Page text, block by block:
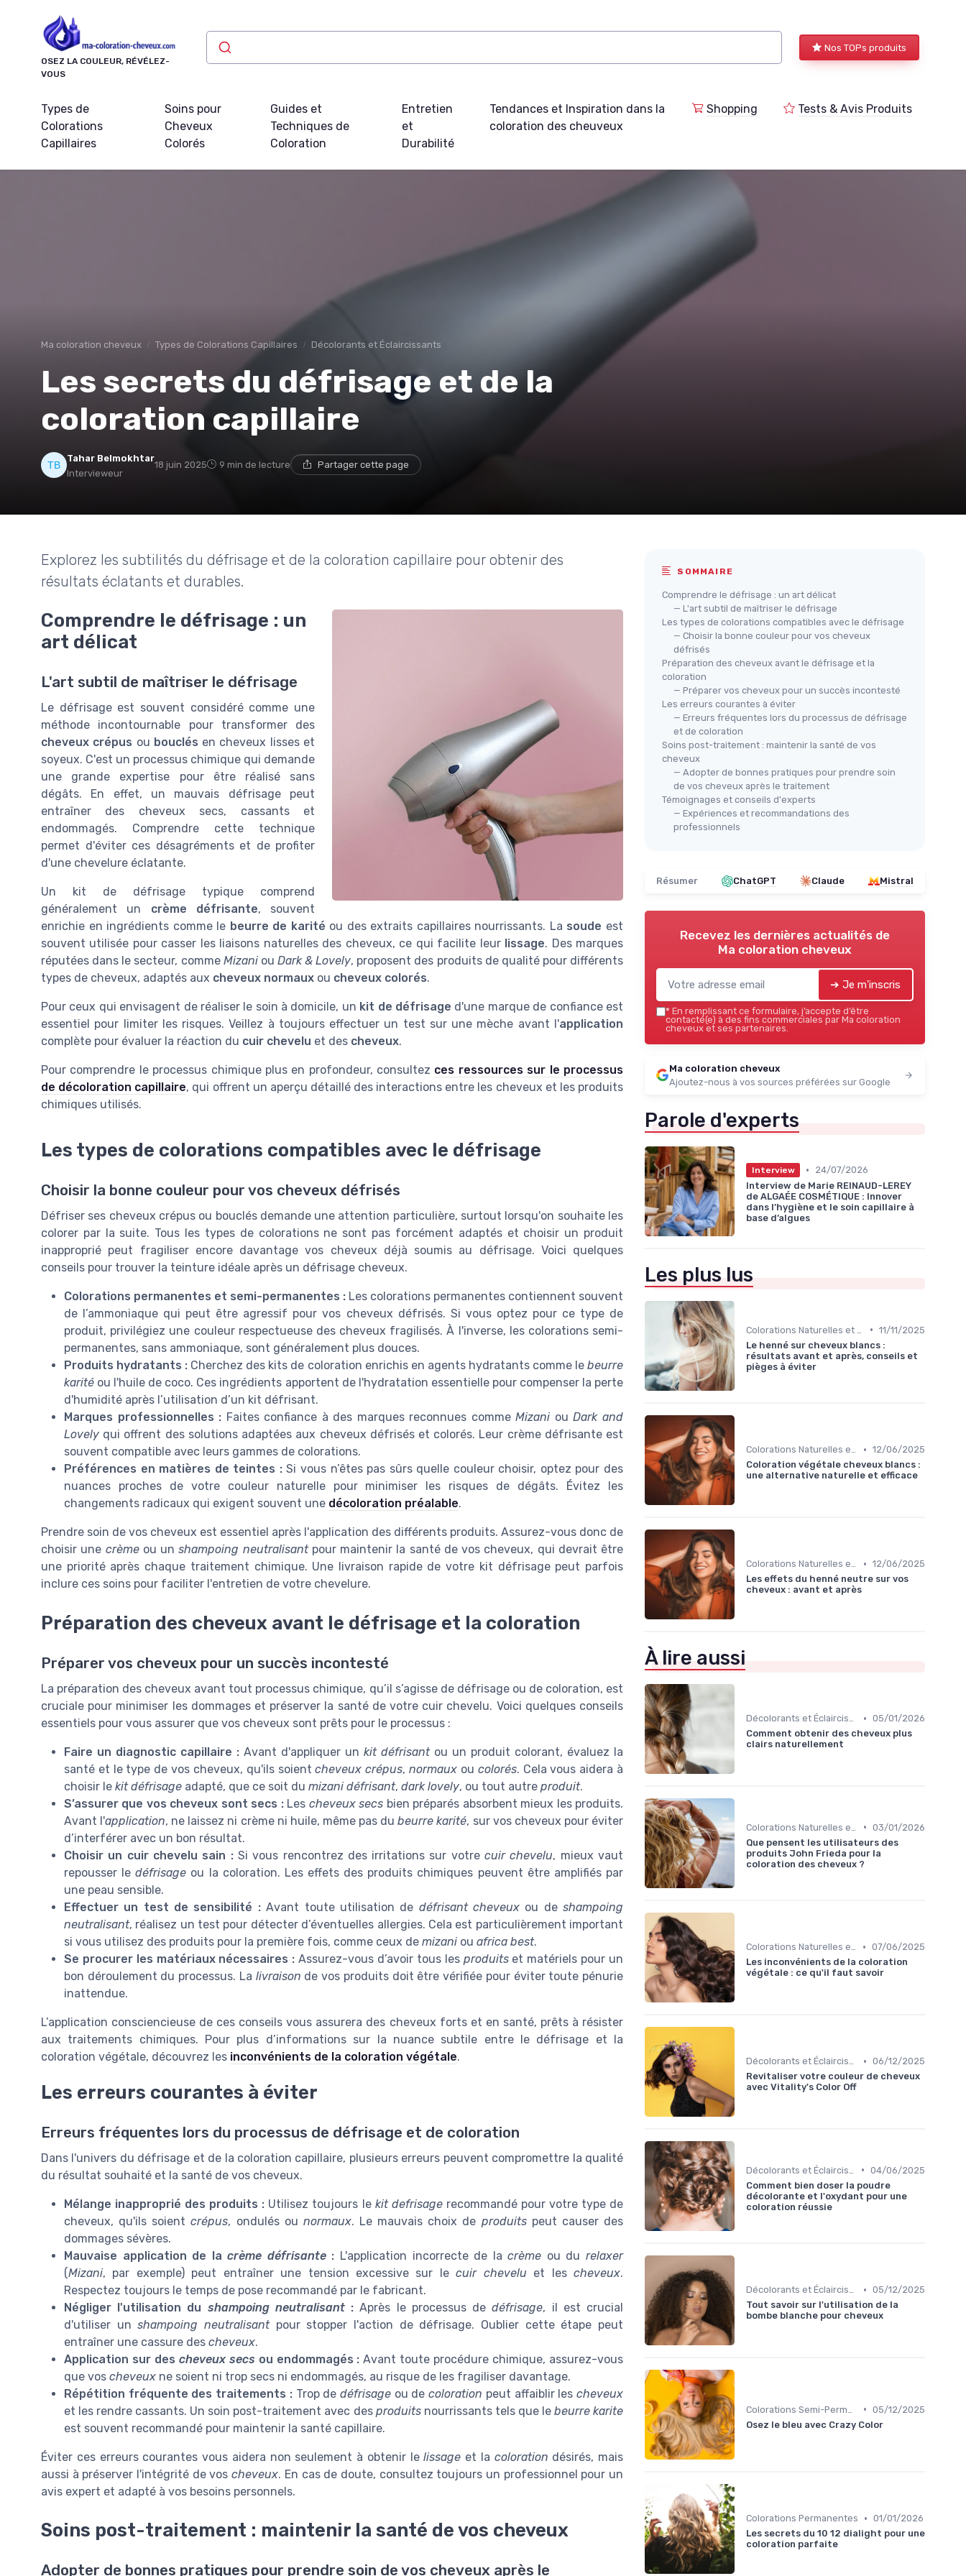
OSEZ LA COULEUR, RÉVÉLEZ-
VOUS
Nos TOPs produits
Types de
Colorations
Capillaires
Soins pour
Cheveux
Colorés
Guides et
Techniques de
Coloration
Entretien
et
Durabilité
Tendances et Inspiration dans la
coloration des cheuveux
Shopping Tests & Avis Produits
Ma coloration cheveux Types de Colorations Capillaires Décolorants et Éclaircissants
Les secrets du défrisage et de la
coloration capillaire
Tahar Belmokhtar
Intervieweur
18 juin 2025 9 min de lecture Partager cette page
Explorez les subtilités du défrisage et de la coloration capillaire pour obtenir des
résultats éclatants et durables.
Comprendre le défrisage : un
art délicat
L'art subtil de maîtriser le défrisage
Le défrisage est souvent considéré comme une
méthode incontournable pour transformer des
cheveux crépus ou bouclés en cheveux lisses et
soyeux. C'est un processus chimique qui demande
une grande expertise pour être réalisé sans
dégâts. En effet, un mauvais défrisage peut
entraîner des cheveux secs, cassants et
endommagés. Comprendre cette technique
permet d'éviter ces désagréments et de profiter
d'une chevelure éclatante.
Un kit de défrisage typique comprend
généralement un crème défrisante, souvent
enrichie en ingrédients comme le beurre de karité ou des extraits capillaires nourrissants. La soude est
souvent utilisée pour casser les liaisons naturelles des cheveux, ce qui facilite leur lissage. Des marques
réputées dans le secteur, comme Mizaniou Dark & Lovely, proposent des produits de qualité pour différents
types de cheveux, adaptés aux cheveux normaux ou cheveux colorés.
Pour ceux qui envisagent de réaliser le soin à domicile, un kit de défrisage d'une marque de confiance est
essentiel pour limiter les risques. Veillez à toujours effectuer un test sur une mèche avant l'application
complète pour évaluer la réaction du cuir chevelu et des cheveux.
Pour comprendre le processus chimique plus en profondeur, consultez ces ressources sur le processus
de décoloration capillaire, qui offrent un aperçu détaillé des interactions entre les cheveux et les produits
chimiques utilisés.
Les types de colorations compatibles avec le défrisage
Choisir la bonne couleur pour vos cheveux défrisés
Défriser ses cheveux crépus ou bouclés demande une attention particulière, surtout lorsqu'on souhaite les
colorer par la suite. Tous les types de colorations ne sont pas forcément adaptés et choisir un produit
inapproprié peut fragiliser encore davantage vos cheveux déjà soumis au défrisage. Voici quelques
conseils pour trouver la teinture idéale après un défrisage cheveux.
Colorations permanentes et semi-permanentes : Les colorations permanentes contiennent souvent
de l’ammoniaque qui peut être agressif pour vos cheveux défrisés. Si vous optez pour ce type de
produit, privilégiez une couleur respectueuse des cheveux fragilisés. À l'inverse, les colorations semi-
permanentes, sans ammoniaque, sont généralement plus douces.
Produits hydratants : Cherchez des kits de coloration enrichis en agents hydratants comme lebeurre
karité ou l'huile de coco. Ces ingrédients apportent de l'hydratation essentielle pour compenser la perte
d'humidité après l’utilisation d’un kit défrisant.
Marques professionnelles : Faites confiance à des marques reconnues commeMizani ouDark and
Lovely qui offrent des solutions adaptées aux cheveux défrisés et colorés. Leur crème défrisante est
souvent compatible avec leurs gammes de colorations.
Préférences en matières de teintes :Si vous n’êtes pas sûrs quelle couleur choisir, optez pour des
nuances proches de votre couleur naturelle pour minimiser les risques de dégâts. Évitez les
changements radicaux qui exigent souvent une décoloration préalable.
Prendre soin de vos cheveux est essentiel après l'application des différents produits. Assurez-vous donc de
choisir une crèmeou unshampoing neutralisantpour maintenir la santé de vos cheveux, qui devrait être
une priorité après chaque traitement chimique. Une livraison rapide de votre kit défrisage peut parfois
inclure ces soins pour faciliter l'entretien de votre chevelure.
Préparation des cheveux avant le défrisage et la coloration
Préparer vos cheveux pour un succès incontesté
La préparation des cheveux avant tout processus chimique, qu’il s’agisse de défrisage ou de coloration, est
cruciale pour minimiser les dommages et préserver la santé de votre cuir chevelu. Voici quelques conseils
essentiels pour vous assurer que vos cheveux sont prêts pour le processus :
Faire un diagnostic capillaire : Avant d'appliquer un kit défrisantou un produit colorant, évaluez la
santé et le type de vos cheveux, qu'ils soientcheveux crépus,normaux ou colorés. Cela vous aidera à
choisir le kit défrisage adapté, que ce soit du mizani défrisant, dark lovely, ou tout autre produit.
S’assurer que vos cheveux sont secs :Les cheveux secs bien préparés absorbent mieux les produits.
Avant l'application, ne laissez ni crème ni huile, même pas dubeurre karité, sur vos cheveux pour éviter
d’interférer avec un bon résultat.
Choisir un cuir chevelu sain :Si vous rencontrez des irritations sur votrecuir chevelu, mieux vaut
repousser ledéfrisage ou la coloration. Les effets des produits chimiques peuvent être amplifiés par
une peau sensible.
Effectuer un test de sensibilité :Avant toute utilisation de défrisant cheveuxou deshampoing
neutralisant, réalisez un test pour détecter d’éventuelles allergies. Cela est particulièrement important
si vous utilisez des produits pour la première fois, comme ceux de mizani ou africa best.
Se procurer les matériaux nécessaires : Assurez-vous d’avoir tous les produitset matériels pour un
bon déroulement du processus. La livraison de vos produits doit être vérifiée pour éviter toute pénurie
inattendue.
L’application consciencieuse de ces conseils vous assurera des cheveux forts et en santé, prêts à résister
aux traitements chimiques. Pour plus d’informations sur la nuance subtile entre le défrisage et la
coloration végétale, découvrez les inconvénients de la coloration végétale.
Les erreurs courantes à éviter
Erreurs fréquentes lors du processus de défrisage et de coloration
Dans l'univers du défrisage et de la coloration capillaire, plusieurs erreurs peuvent compromettre la qualité
du résultat souhaité et la santé de vos cheveux.
Mélange inapproprié des produits : Utilisez toujours le kit defrisagerecommandé pour votre type de
cheveux, qu'ils soientcrépus, ondulés ou normaux. Le mauvais choix de produitspeut causer des
dommages sévères.
Mauvaise application de lacrème défrisante: L'application incorrecte de lacrème ou durelaxer
(Mizani, par exemple) peut entraîner une tension excessive sur lecuir chevelu et lescheveux.
Respectez toujours le temps de pose recommandé par le fabricant.
Négliger l'utilisation du shampoing neutralisant: Après le processus dedéfrisage, il est crucial
d'utiliser unshampoing neutralisantpour stopper l'action de défrisage. Oublier cette étape peut
entraîner une cassure des cheveux.
Application sur des cheveux secs ou endommagés : Avant toute procédure chimique, assurez-vous
que vos cheveux ne soient ni trop secs ni endommagés, au risque de les fragiliser davantage.
Répétition fréquente des traitements :Trop dedéfrisage ou decoloration peut affaiblir lescheveux
et les rendre cassants. Un soin post-traitement avec des produitsnourrissants tels que le beurre karite
est souvent recommandé pour maintenir la santé capillaire.
Éviter ces erreurs courantes vous aidera non seulement à obtenir lelissage et la coloration désirés, mais
aussi à préserver l'intégrité de voscheveux. En cas de doute, consultez toujours un professionnel pour un
avis expert et adapté à vos besoins personnels.
Soins post-traitement : maintenir la santé de vos cheveux
Adopter de bonnes pratiques pour prendre soin de vos cheveux après le
SOMMAIRE
Comprendre le défrisage : un art délicat
— L'art subtil de maîtriser le défrisage
Les types de colorations compatibles avec le défrisage
— Choisir la bonne couleur pour vos cheveux
défrisés
Préparation des cheveux avant le défrisage et la
coloration
— Préparer vos cheveux pour un succès incontesté
Les erreurs courantes à éviter
— Erreurs fréquentes lors du processus de défrisage
et de coloration
Soins post-traitement : maintenir la santé de vos
cheveux
— Adopter de bonnes pratiques pour prendre soin
de vos cheveux après le traitement
Témoignages et conseils d'experts
— Expériences et recommandations des
professionnels
Résumer ChatGPT Claude Mistral
Recevez les dernières actualités de
Ma coloration cheveux
➔ Je m'inscris
* En remplissant ce formulaire, j’accepte d’être
contacté(e) à des fins commerciales par Ma coloration
cheveux et ses partenaires.
Ma coloration cheveux
Ajoutez-nous à vos sources préférées sur Google
Parole d'experts
Interview •
24/07/2026
Interview de Marie REINAUD-LEREY
de ALGAÉE COSMÉTIQUE : Innover
dans l’hygiène et le soin capillaire à
base d’algues
Les plus lus
• 11/11/2025
Le henné sur cheveux blancs :
résultats avant et après, conseils et
pièges à éviter
Colorations Naturelles et Bio • 12/06/2025
Coloration végétale cheveux blancs :
une alternative naturelle et efficace
Colorations Naturelles et Bio • 12/06/2025
Les effets du henné neutre sur vos
cheveux : avant et après
À lire aussi
Décolorants et Éclaircissants • 05/01/2026
Comment obtenir des cheveux plus
clairs naturellement
• 03/01/2026
Que pensent les utilisateurs des
produits John Frieda pour la
coloration des cheveux ?
Colorations Naturelles et Bio • 07/06/2025
Les inconvénients de la coloration
végétale : ce qu'il faut savoir
Décolorants et Éclaircissants • 06/12/2025
Revitaliser votre couleur de cheveux
avec Vitality's Color Off
• 04/06/2025
Comment bien doser la poudre
décolorante et l'oxydant pour une
coloration réussie
Décolorants et Éclaircissants • 05/12/2025
Tout savoir sur l'utilisation de la
bombe blanche pour cheveux
• 05/12/2025
Osez le bleu avec Crazy Color
Colorations Permanentes • 01/01/2026
Les secrets du 10 12 dialight pour une
coloration parfaite